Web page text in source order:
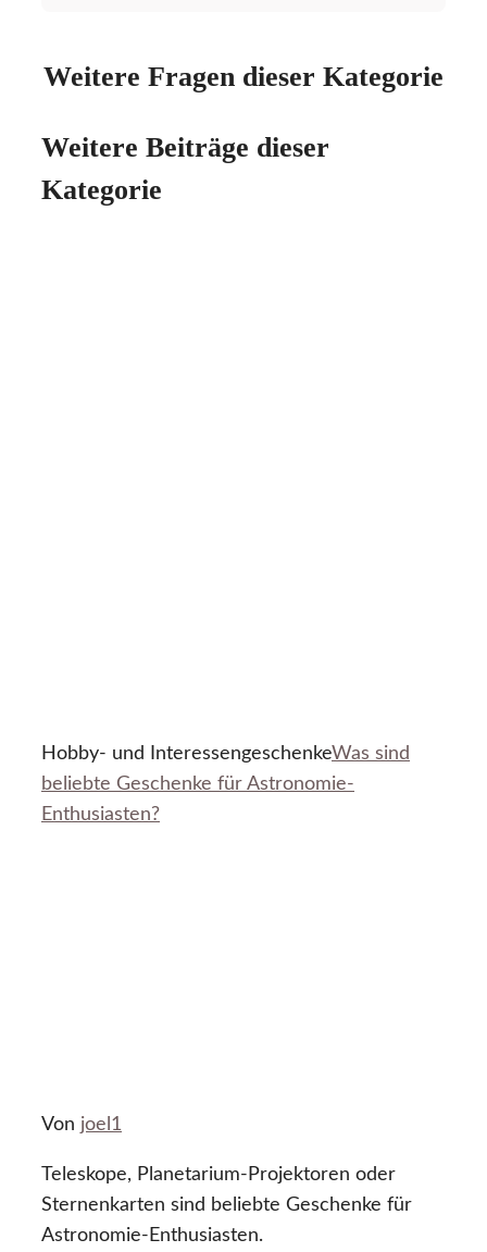
Weitere Fragen dieser Kategorie
Weitere Beiträge dieser
Kategorie
Hobby- und InteressengeschenkeWas sind
beliebte Geschenke für Astronomie-
Enthusiasten?
Von joel1
Teleskope, Planetarium-Projektoren oder
Sternenkarten sind beliebte Geschenke für
Astronomie-Enthusiasten.